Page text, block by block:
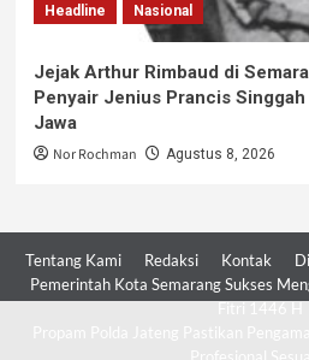
Headline Nasional
Jejak Arthur Rimbaud di
Penyair Jenius Prancis Singgah
Jawa
Nor Rochman Agustus 8, 2026
Tentang Kami Redaksi Kontak
Pemerintah Kota Semarang Sukses